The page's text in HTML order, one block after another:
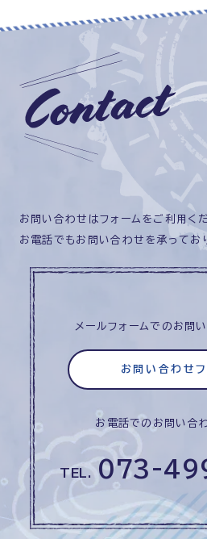
お問い合わせはフォームをご利用くだ
お電話でもお問い合わせを承ってお
メールフォームでのお問
お問い合わせフ
お電話でのお問い合
TEL. 073-